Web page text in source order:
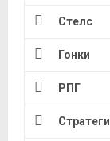
Стелс
Гонки
РПГ